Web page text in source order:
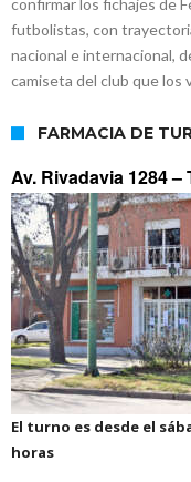
confirmar los fichajes de
futbolistas, con
nacional e internacional,
camiseta del club que los
FARMACIA DE
Av. Rivadavia 1284 –
El turno es desde el
horas